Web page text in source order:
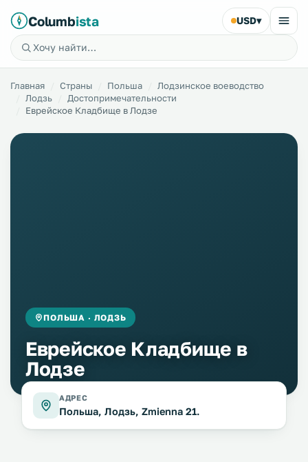
Columbista USD▾
Главная Страны Польша
Лодзинское воеводство
Лодзь
Достопримечательности
Еврейское Кладбище в Лодзе
ПОЛЬША · ЛОДЗЬ
Еврейское Кладбище в
Лодзе
АДРЕС
Польша, Лодзь, Zmienna 21.